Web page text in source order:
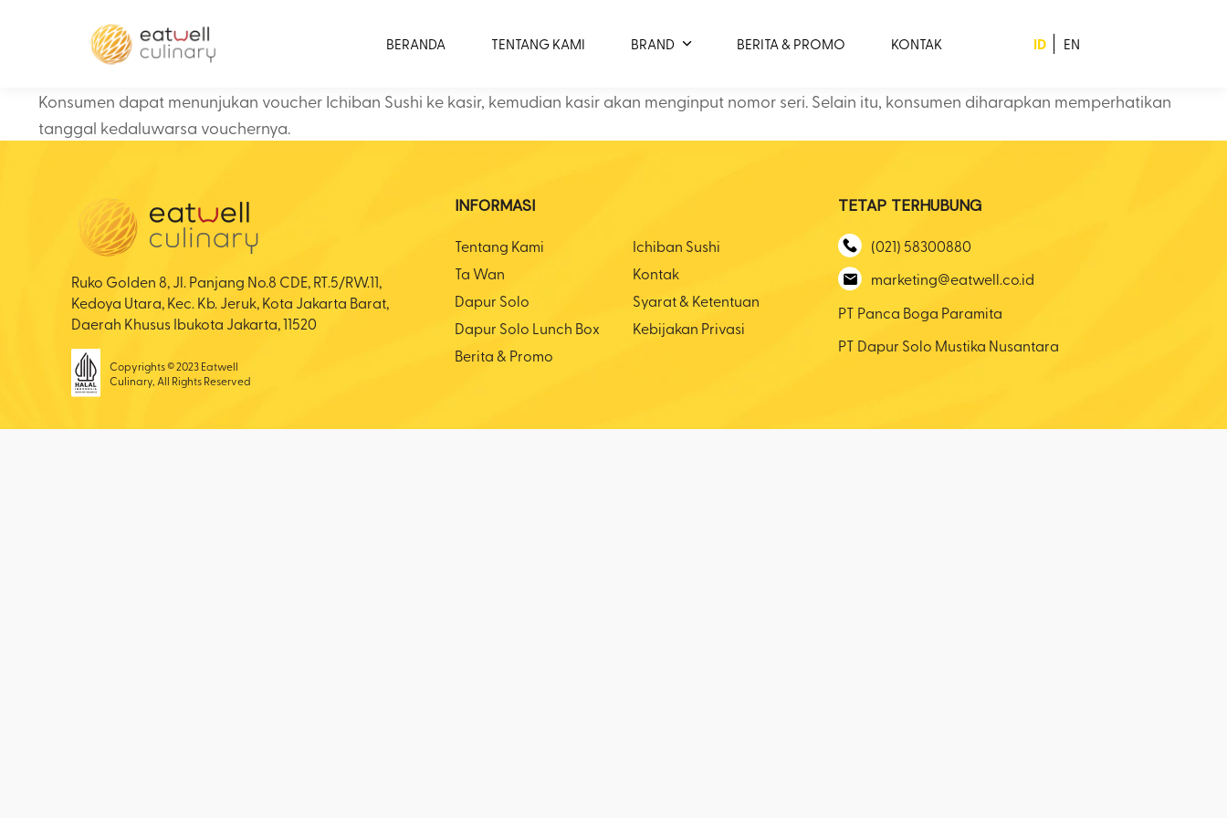
BERANDA TENTANG KAMI BRAND BERITA & PROMO KONTAK ID EN
Konsumen dapat menunjukan voucher Ichiban Sushi ke kasir, kemudian kasir akan menginput nomor seri. Selain itu, konsumen diharapkan memperhatikan
tanggal kedaluwarsa vouchernya.
Ruko Golden 8, Jl. Panjang No.8 CDE, RT.5/RW.11,
Kedoya Utara, Kec. Kb. Jeruk, Kota Jakarta Barat,
Daerah Khusus Ibukota Jakarta, 11520
Copyrights © 2023 Eatwell
Culinary, All Rights Reserved
INFORMASI
Tentang Kami
Ichiban Sushi
Ta Wan
Kontak
Dapur Solo
Syarat & Ketentuan
Dapur Solo Lunch Box
Kebijakan Privasi
Berita & Promo
TETAP TERHUBUNG
(021) 58300880
marketing@eatwell.co.id
PT Panca Boga Paramita
PT Dapur Solo Mustika Nusantara